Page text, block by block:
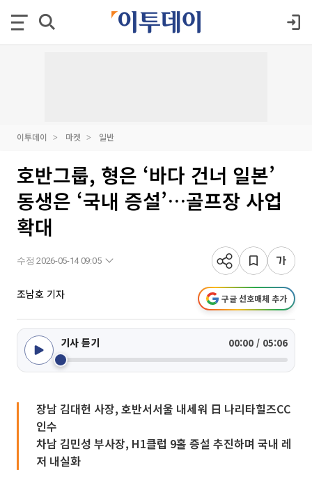
이투데이 마켓 일반
호반그룹, 형은 ‘바다 건너 일본’
동생은 ‘국내 증설’…골프장 사업
확대
수정 2026-05-14 09:05
조남호 기자 구글 선호매체 추가
기사 듣기 00:00 / 05:06
장남 김대헌 사장, 호반서서울 내세워 日 나리타힐즈CC
인수
차남 김민성 부사장, H1클럽 9홀 증설 추진하며 국내 레
저 내실화